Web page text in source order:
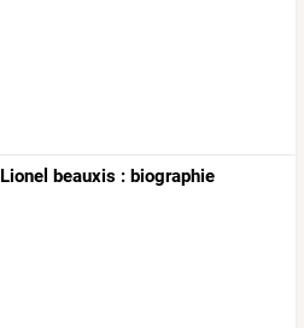
Lionel beauxis : biographie